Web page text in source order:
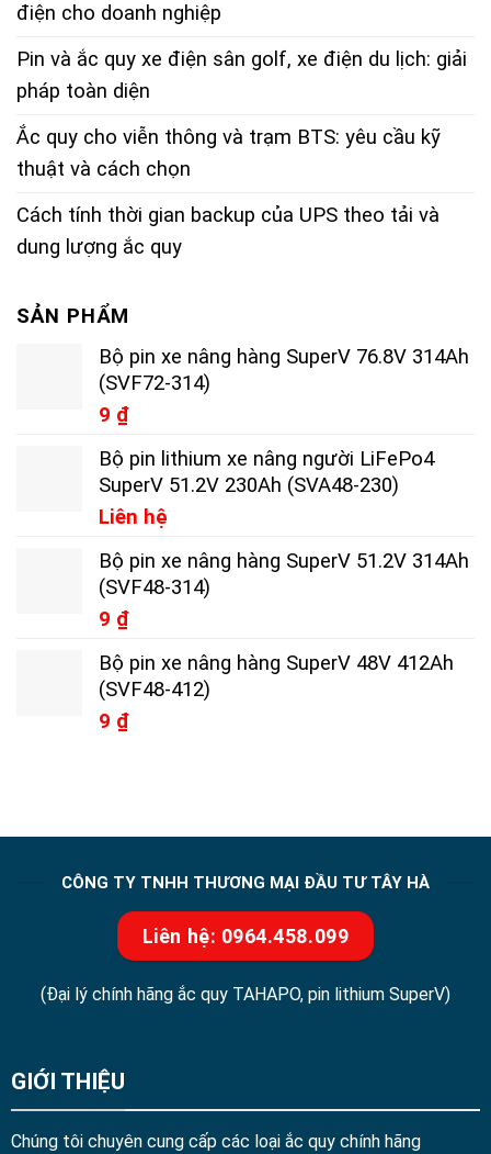
điện cho doanh nghiệp
Pin và ắc quy xe điện sân golf, xe điện du lịch: giải
pháp toàn diện
Ắc quy cho viễn thông và trạm BTS: yêu cầu kỹ
thuật và cách chọn
Cách tính thời gian backup của UPS theo tải và
dung lượng ắc quy
SẢN PHẨM
Bộ pin xe nâng hàng SuperV 76.8V 314Ah
(SVF72-314)
9 ₫
Bộ pin lithium xe nâng người LiFePo4
SuperV 51.2V 230Ah (SVA48-230)
Liên hệ
Bộ pin xe nâng hàng SuperV 51.2V 314Ah
(SVF48-314)
9 ₫
Bộ pin xe nâng hàng SuperV 48V 412Ah
(SVF48-412)
9 ₫
CÔNG TY TNHH THƯƠNG MẠI ĐẦU TƯ TÂY HÀ
Liên hệ: 0964.458.099
(Đại lý chính hãng ắc quy TAHAPO, pin lithium SuperV)
GIỚI THIỆU
Chúng tôi chuyên cung cấp các loại ắc quy chính hãng